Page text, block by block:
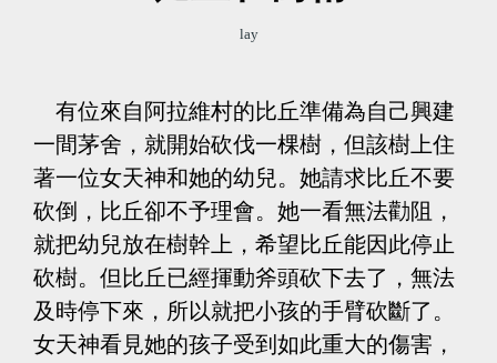
lay
有位來自阿拉維村的比丘準備為自己興建
一間茅舍，就開始砍伐一棵樹，但該樹上住
著一位女天神和她的幼兒。她請求比丘不要
砍倒，比丘卻不予理會。她一看無法勸阻，
就把幼兒放在樹幹上，希望比丘能因此停止
砍樹。但比丘已經揮動斧頭砍下去了，無法
及時停下來，所以就把小孩的手臂砍斷了。
女天神看見她的孩子受到如此重大的傷害，